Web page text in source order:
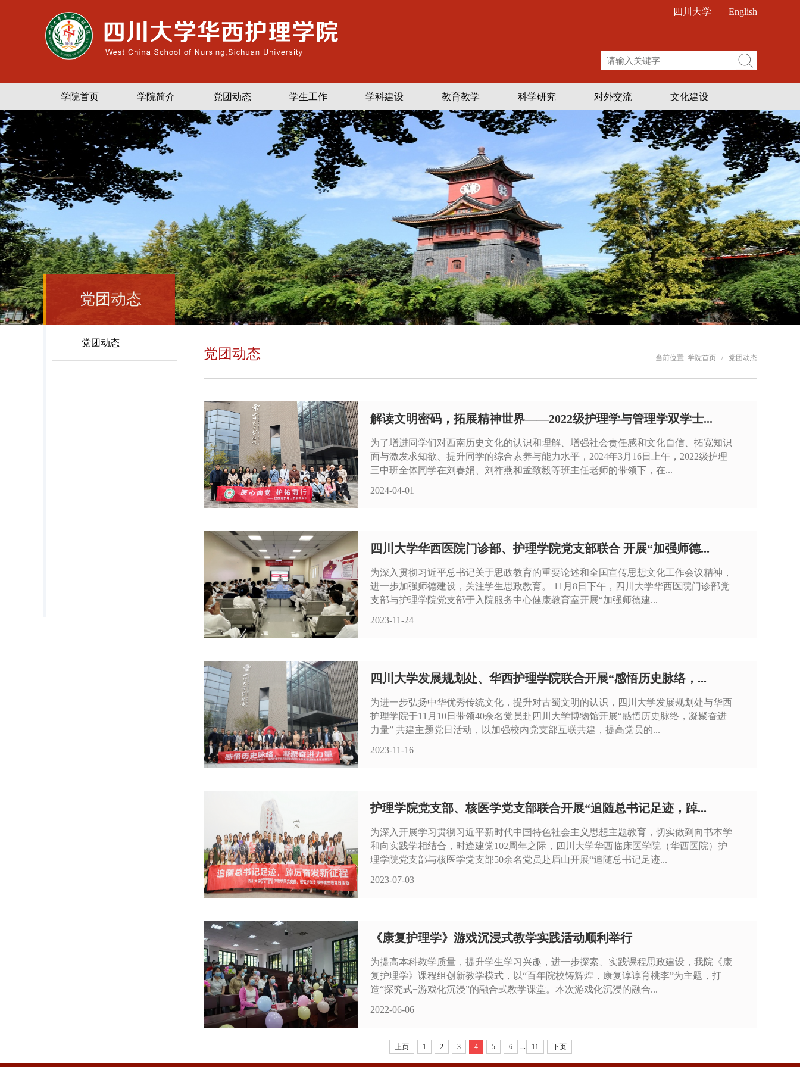
四川大学 English
学院首页 学院简介 党团动态 学生工作 学科建设 教育教学 科学研究 对外交流 文化建设
党团动态
党团动态 当前位置: 学院首页 / 党团动态
解读文明密码，拓展精神世界——2022级护理学与管理学双学士...
为了增进同学们对西南历史文化的认识和理解、增强社会责任感和文化自信、拓宽知识
面与激发求知欲、提升同学的综合素养与能力水平，2024年3月16日上午，2022级护理
三中班全体同学在刘春娟、刘祚燕和孟致毅等班主任老师的带领下，在...
2024-04-01
四川大学华西医院门诊部、护理学院党支部联合 开展“加强师德...
为深入贯彻习近平总书记关于思政教育的重要论述和全国宣传思想文化工作会议精神，
进一步加强师德建设，关注学生思政教育。 11月8日下午，四川大学华西医院门诊部党
支部与护理学院党支部于入院服务中心健康教育室开展“加强师德建...
2023-11-24
四川大学发展规划处、华西护理学院联合开展“感悟历史脉络，...
为进一步弘扬中华优秀传统文化，提升对古蜀文明的认识，四川大学发展规划处与华西
护理学院于11月10日带领40余名党员赴四川大学博物馆开展“感悟历史脉络，凝聚奋进
力量” 共建主题党日活动，以加强校内党支部互联共建，提高党员的...
2023-11-16
护理学院党支部、核医学党支部联合开展“追随总书记足迹，踔...
为深入开展学习贯彻习近平新时代中国特色社会主义思想主题教育，切实做到向书本学
和向实践学相结合，时逢建党102周年之际，四川大学华西临床医学院（华西医院）护
理学院党支部与核医学党支部50余名党员赴眉山开展“追随总书记足迹...
2023-07-03
《康复护理学》游戏沉浸式教学实践活动顺利举行
为提高本科教学质量，提升学生学习兴趣，进一步探索、实践课程思政建设，我院《康
复护理学》课程组创新教学模式，以“百年院校铸辉煌，康复谆谆育桃李”为主题，打
造“探究式+游戏化沉浸”的融合式教学课堂。本次游戏化沉浸的融合...
2022-06-06
上页 1 2 3 4 5 6 11 下页
党团动态